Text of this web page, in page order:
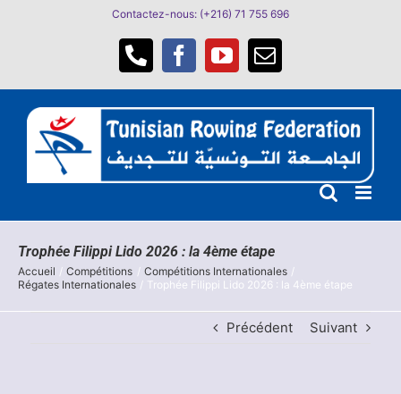
Contactez-nous: (+216) 71 755 696
Téléphone
Facebook
YouTube
Email
Trophée Filippi Lido 2026 : la 4ème étape
Accueil Compétitions
Compétitions Internationales
Régates Internationales
Trophée Filippi Lido 2026 : la 4ème étape
Précédent Suivant